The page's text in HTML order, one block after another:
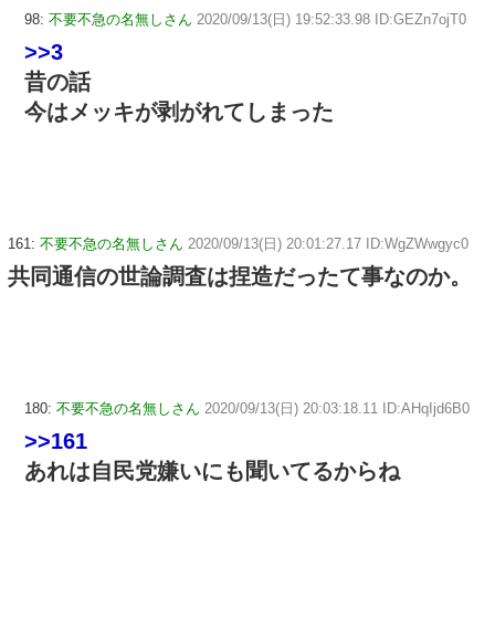
98: 不要不急の名無しさん 2020/09/13(日) 19:52:33.98 ID:GEZn7ojT0
>>3
昔の話
今はメッキが剥がれてしまった
161: 不要不急の名無しさん 2020/09/13(日) 20:01:27.17 ID:WgZWwgyc0
共同通信の世論調査は捏造だったて事なのか。
180: 不要不急の名無しさん 2020/09/13(日) 20:03:18.11 ID:AHqIjd6B0
>>161
あれは自民党嫌いにも聞いてるからね